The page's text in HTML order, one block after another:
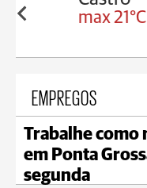
18°C
EMPREGOS
Trabalhe como
em Ponta
segunda